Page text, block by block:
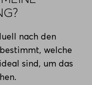
nach den
welche
sind, um das